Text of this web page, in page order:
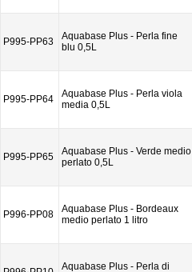
P995-PP63
Aquabase Plus - Perla fine
blu 0,5L
P995-PP64
Aquabase Plus - Perla viola
media 0,5L
P995-PP65
Aquabase Plus - Verde medio
perlato 0,5L
P996-PP08
Aquabase Plus - Bordeaux
medio perlato 1 litro
Aquabase Plus - Perla di